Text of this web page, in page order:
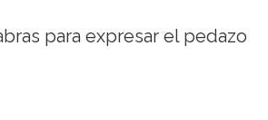
para expresar el pedazo